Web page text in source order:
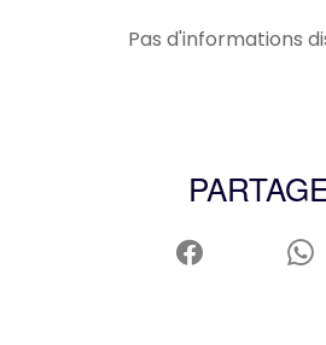
Pas d'informations